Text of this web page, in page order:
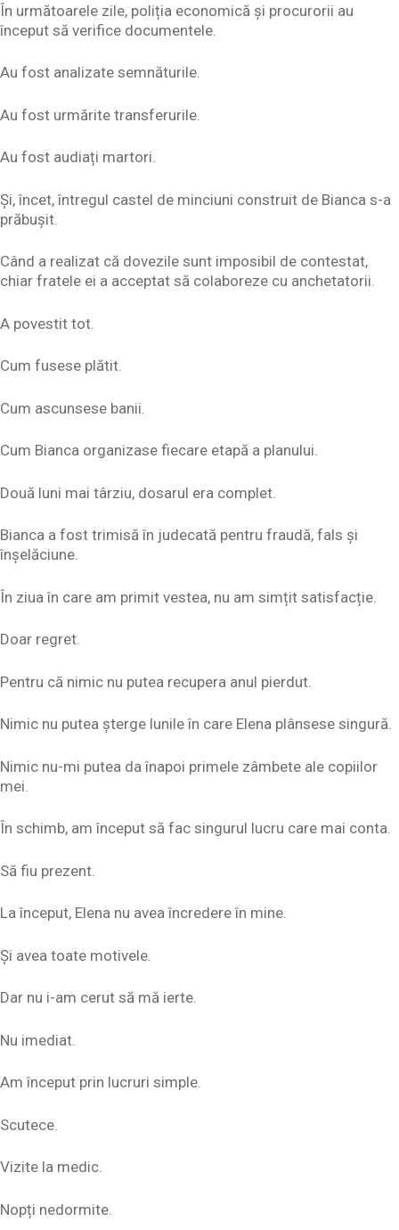
În următoarele zile, poliția economică și procurorii au
început să verifice documentele.
Au fost analizate semnăturile.
Au fost urmărite transferurile.
Au fost audiați martori.
Și, încet, întregul castel de minciuni construit de Bianca s-a
prăbușit.
Când a realizat că dovezile sunt imposibil de contestat,
chiar fratele ei a acceptat să colaboreze cu anchetatorii.
A povestit tot.
Cum fusese plătit.
Cum ascunsese banii.
Cum Bianca organizase fiecare etapă a planului.
Două luni mai târziu, dosarul era complet.
Bianca a fost trimisă în judecată pentru fraudă, fals și
înșelăciune.
În ziua în care am primit vestea, nu am simțit satisfacție.
Doar regret.
Pentru că nimic nu putea recupera anul pierdut.
Nimic nu putea șterge lunile în care Elena plânsese singură.
Nimic nu-mi putea da înapoi primele zâmbete ale copiilor
mei.
În schimb, am început să fac singurul lucru care mai conta.
Să fiu prezent.
La început, Elena nu avea încredere în mine.
Și avea toate motivele.
Dar nu i-am cerut să mă ierte.
Nu imediat.
Am început prin lucruri simple.
Scutece.
Vizite la medic.
Nopți nedormite.